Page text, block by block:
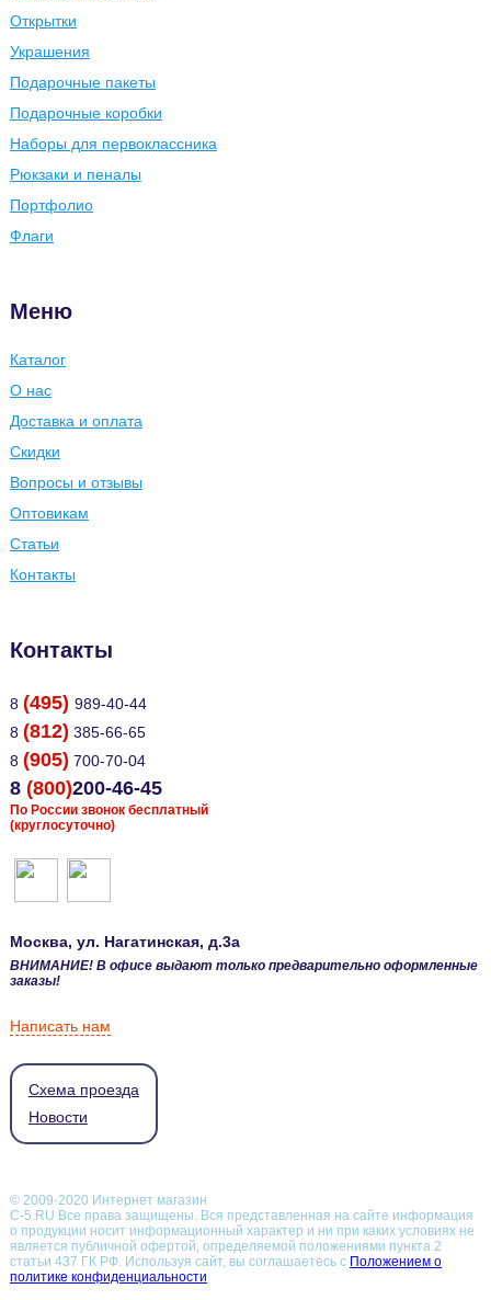
Открытки
Украшения
Подарочные пакеты
Подарочные коробки
Наборы для первоклассника
Рюкзаки и пеналы
Портфолио
Флаги
Меню
Каталог
О нас
Доставка и оплата
Скидки
Вопросы и отзывы
Оптовикам
Статьи
Контакты
Контакты
8 (495) 989-40-44
8 (812) 385-66-65
8 (905) 700-70-04
8 (800)200-46-45
По России звонок бесплатный
(круглосуточно)
Москва, ул. Нагатинская, д.3а
ВНИМАНИЕ! В офисе выдают только предварительно оформленные
заказы!
Написать нам
Схема проезда
Новости
© 2009-2020 Интернет магазин
С-5.RU Все права защищены. Вся представленная на сайте информация
о продукции носит информационный характер и ни при каких условиях не
является публичной офертой, определяемой положениями пункта 2
статьи 437 ГК РФ.Используя сайт, вы соглашаетесь с Положением о
политике конфиденциальности